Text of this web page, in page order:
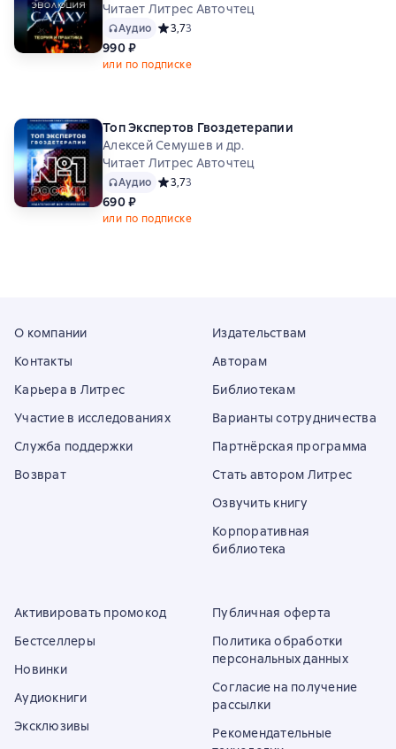
Читает Литрес Авточтец
Аудио Средний рейтинг 3,7 на основе 3 оценок
3,73
990 ₽
или по подписке
Топ Экспертов Гвоздетерапии
Алексей Семушев и др.
Читает Литрес Авточтец
Аудио Средний рейтинг 3,7 на основе 3 оценок
3,73
690 ₽
или по подписке
О компании
Контакты
Карьера в Литрес
Участие в исследованиях
Служба поддержки
Возврат
Издательствам
Авторам
Библиотекам
Варианты сотрудничества
Партнёрская программа
Стать автором Литрес
Озвучить книгу
Корпоративная
библиотека
Активировать промокод
Бестселлеры
Новинки
Аудиокниги
Эксклюзивы
Публичная оферта
Политика обработки
персональных данных
Согласие на получение
рассылки
Рекомендательные